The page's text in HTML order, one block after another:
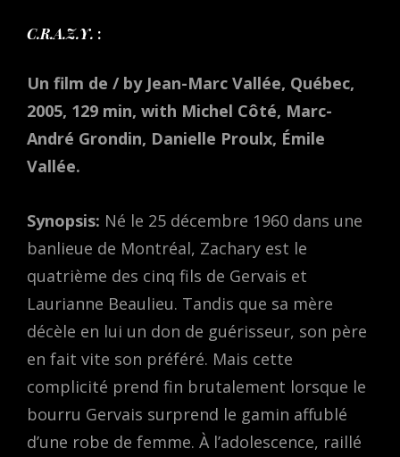
C.R.A.Z.Y. :
Un film de / by Jean-Marc Vallée, Québec,
2005, 129 min, with Michel Côté, Marc-
André Grondin, Danielle Proulx, Émile
Vallée.
Synopsis: Né le 25 décembre 1960 dans une
banlieue de Montréal, Zachary est le
quatrième des cinq fils de Gervais et
Laurianne Beaulieu. Tandis que sa mère
décèle en lui un don de guérisseur, son père
en fait vite son préféré. Mais cette
complicité prend fin brutalement lorsque le
bourru Gervais surprend le gamin affublé
d’une robe de femme. À l’adolescence, raillé